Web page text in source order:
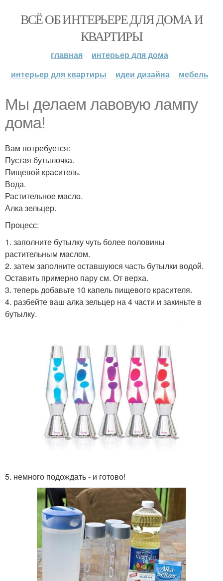
ВСЁ ОБ ИНТЕРЬЕРЕ ДЛЯ ДОМА И
КВАРТИРЫ
главная
интерьер для дома
интерьер для квартиры
идеи дизайна мебель
Мы делаем лавовую лампу
дома!
Вам потребуется:
Пустая бутылочка.
Пищевой краситель.
Вода.
Растительное масло.
Алка зельцер.
Процесс:
1. заполните бутылку чуть более половины
растительным маслом.
2. затем заполните оставшуюся часть бутылки водой.
Оставить примерно пару см. От верха.
3. теперь добавьте 10 капель пищевого красителя.
4. разбейте ваш алка зельцер на 4 части и закиньте в
бутылку.
5. немного подождать - и готово!